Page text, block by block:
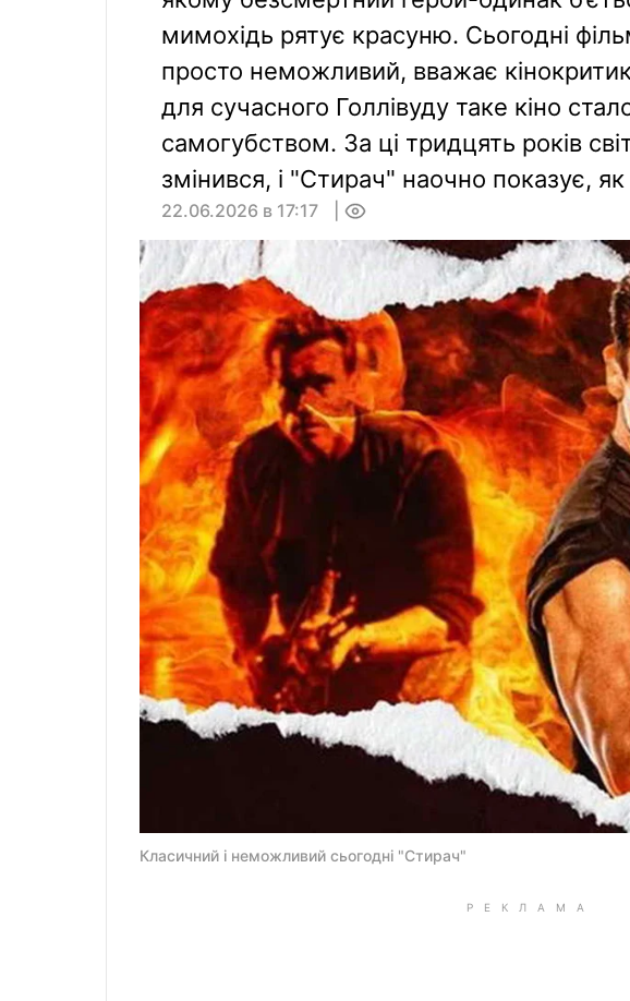
мимохідь рятує красуню. Сьогодні
просто неможливий, вважає
для сучасного Голлівуду таке кіно
самогубством. За ці тридцять років
змінився, і "Стирач" наочно показує,
22.06.2026 в 17:17
Класичний і неможливий сьогодні "Стирач"